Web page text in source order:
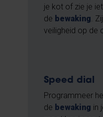
je kot of zie je
de bewaking.
veiligheid op de
Speed dial
Programmeer
de bewaking in